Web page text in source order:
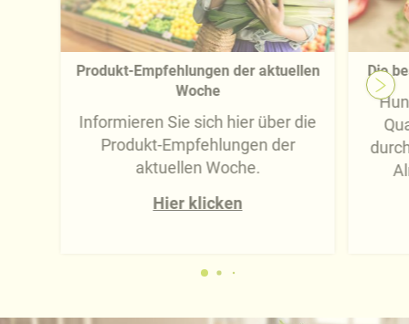
Produkt-Empfehlungen der aktuellen
Woche
Informieren Sie sich hier über die
Produkt-Empfehlungen der
aktuellen Woche.
Hier klicken
Die